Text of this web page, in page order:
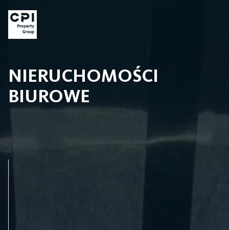
NIERUCHOMOŚCI
BIUROWE